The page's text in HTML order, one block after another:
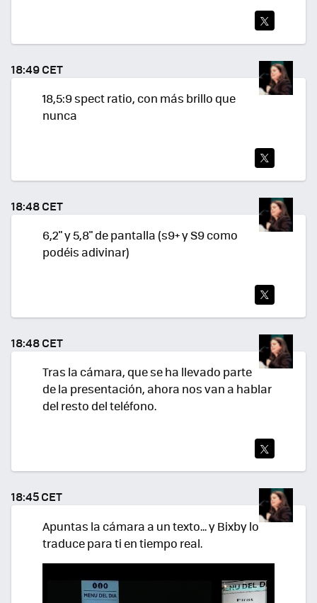
TEA
R
18:49 CET
18,5:9 spect ratio, con más brillo que
nunca
TEA
R
18:48 CET
6,2" y 5,8" de pantalla (s9+ y S9 como
podéis adivinar)
TEA
R
18:48 CET
Tras la cámara, que se ha llevado parte
de la presentación, ahora nos van a hablar
del resto del teléfono.
TWI
TEA
R
18:45 CET
Apuntas la cámara a un texto... y Bixby lo
traduce para ti en tiempo real.